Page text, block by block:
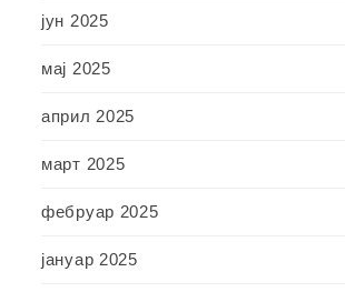
јун 2025
мај 2025
април 2025
март 2025
фебруар 2025
јануар 2025